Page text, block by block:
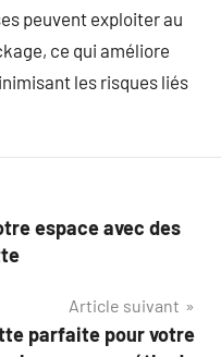
peuvent exploiter au
ce qui améliore
les risques liés
espace avec des
Article suivant
parfaite pour votre